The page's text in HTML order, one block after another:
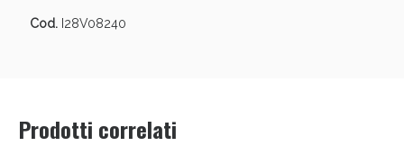
Cod.I28V08240
Prodotti correlati